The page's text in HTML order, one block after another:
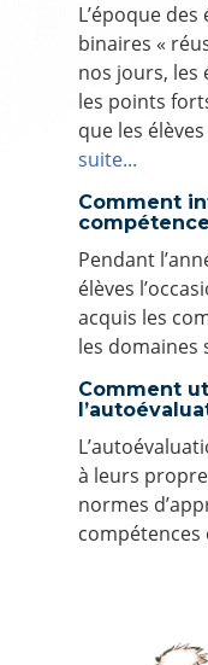
L’époque
binaires «
nos jours, les
les points
que les
suite...
Comment
Pendant
élèves
acquis les
les domaines
Comment
à leurs
normes
compétences